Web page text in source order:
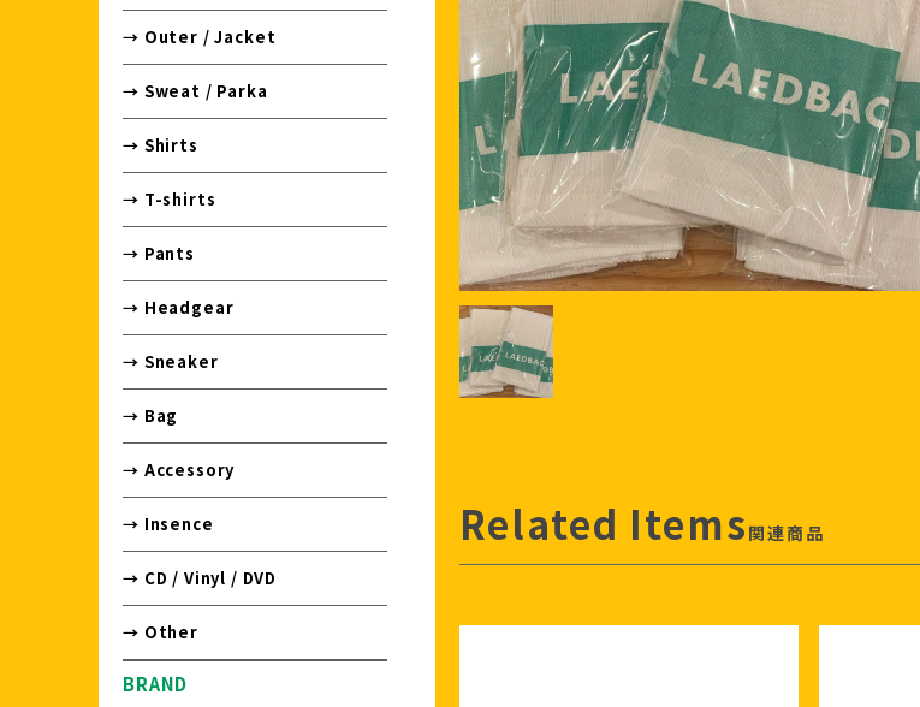
Related Items 関連商品
→ Outer / Jacket
→ Sweat / Parka
→ Shirts
→ T-shirts
→ Pants
→ Headgear
→ Sneaker
→ Bag
→ Accessory
→ Insence
→ CD / Vinyl / DVD
→ Other
BRAND